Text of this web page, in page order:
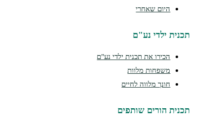
היום שאחרי
ילדי נע"ם
הכירו את תכנית ילדי נע"ם
משפחות מלוות
חונך מלווה לחיים
הורים שותפים